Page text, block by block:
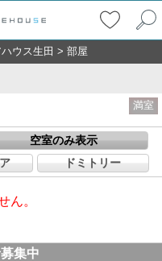
ウス生田 > 部屋
満室
空室のみ表示
ドミトリー
ん。
集中